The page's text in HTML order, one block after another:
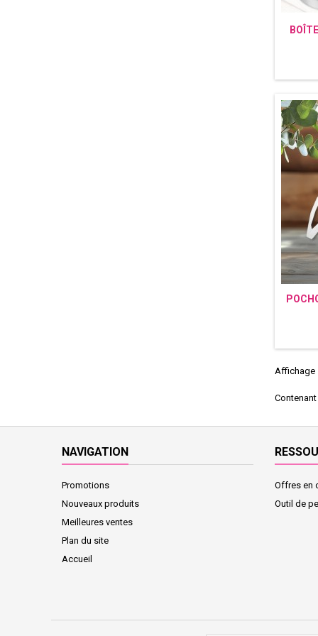
Affichage
NAVIGATION
Promotions
Nouveaux produits
Meilleures ventes
Plan du site
Accueil
Offres en
Outil de